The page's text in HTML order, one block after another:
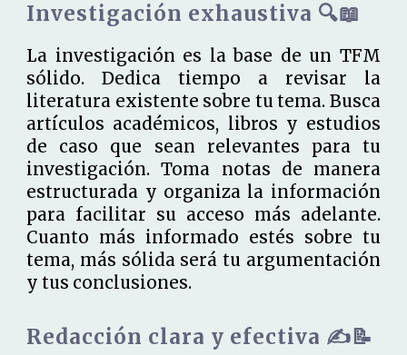
Investigación exhaustiva 🔍📖
La investigación es la base de un TFM
sólido. Dedica tiempo a revisar la
literatura existente sobre tu tema. Busca
artículos académicos, libros y estudios
de caso que sean relevantes para tu
investigación. Toma notas de manera
estructurada y organiza la información
para facilitar su acceso más adelante.
Cuanto más informado estés sobre tu
tema, más sólida será tu argumentación
y tus conclusiones.
Redacción clara y efectiva ✍️📝